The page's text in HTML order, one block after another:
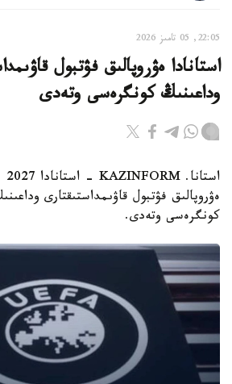
22:05, 05 تامىز 2026
استانادا ەۋروپالىق فۋتبول
وداعىنىڭ كونگرەسى وتەدى
كونگرەسى وتەدى.